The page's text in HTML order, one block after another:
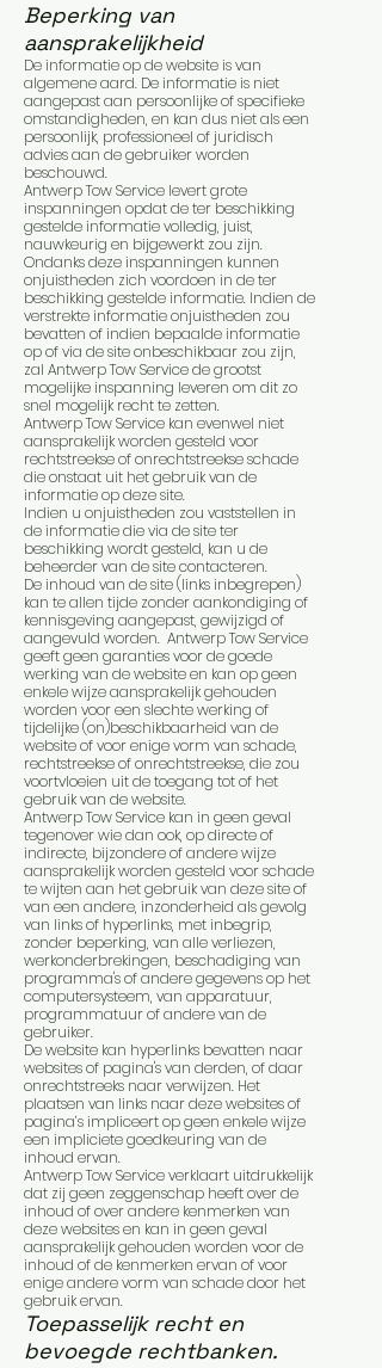
Beperking van
aansprakelijkheid
De informatie op de website is van
algemene aard. De informatie is niet
aangepast aan persoonlijke of specifieke
omstandigheden, en kan dus niet als een
persoonlijk, professioneel of juridisch
advies aan de gebruiker worden
beschouwd.
Antwerp Tow Service levert grote
inspanningen opdat de ter beschikking
gestelde informatie volledig, juist,
nauwkeurig en bijgewerkt zou zijn.
Ondanks deze inspanningen kunnen
onjuistheden zich voordoen in de ter
beschikking gestelde informatie. Indien de
verstrekte informatie onjuistheden zou
bevatten of indien bepaalde informatie
op of via de site onbeschikbaar zou zijn,
zal Antwerp Tow Service de grootst
mogelijke inspanning leveren om dit zo
snel mogelijk recht te zetten.
Antwerp Tow Service kan evenwel niet
aansprakelijk worden gesteld voor
rechtstreekse of onrechtstreekse schade
die onstaat uit het gebruik van de
informatie op deze site.
Indien u onjuistheden zou vaststellen in
de informatie die via de site ter
beschikking wordt gesteld, kan u de
beheerder van de site contacteren.
De inhoud van de site (links inbegrepen)
kan te allen tijde zonder aankondiging of
kennisgeving aangepast, gewijzigd of
aangevuld worden. Antwerp Tow Service
geeft geen garanties voor de goede
werking van de website en kan op geen
enkele wijze aansprakelijk gehouden
worden voor een slechte werking of
tijdelijke (on)beschikbaarheid van de
website of voor enige vorm van schade,
rechtstreekse of onrechtstreekse, die zou
voortvloeien uit de toegang tot of het
gebruik van de website.
Antwerp Tow Service kan in geen geval
tegenover wie dan ook, op directe of
indirecte, bijzondere of andere wijze
aansprakelijk worden gesteld voor schade
te wijten aan het gebruik van deze site of
van een andere, inzonderheid als gevolg
van links of hyperlinks, met inbegrip,
zonder beperking, van alle verliezen,
werkonderbrekingen, beschadiging van
programma's of andere gegevens op het
computersysteem, van apparatuur,
programmatuur of andere van de
gebruiker.
De website kan hyperlinks bevatten naar
websites of pagina's van derden, of daar
onrechtstreeks naar verwijzen. Het
plaatsen van links naar deze websites of
pagina’s impliceert op geen enkele wijze
een impliciete goedkeuring van de
inhoud ervan.
Antwerp Tow Service verklaart uitdrukkelijk
dat zij geen zeggenschap heeft over de
inhoud of over andere kenmerken van
deze websites en kan in geen geval
aansprakelijk gehouden worden voor de
inhoud of de kenmerken ervan of voor
enige andere vorm van schade door het
gebruik ervan.
Toepasselijk recht en
bevoegde rechtbanken.